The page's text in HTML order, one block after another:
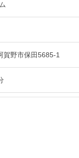
賀野市保田5685-1